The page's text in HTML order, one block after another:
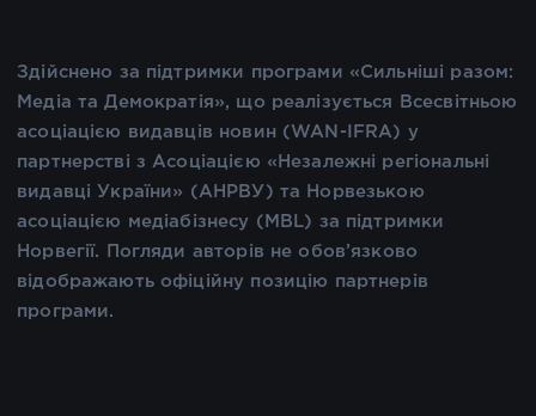
Здійснено за підтримки програми «Сильніші разом:
Медіа та Демократія», що реалізується Всесвітньою
асоціацією видавців новин (WAN-IFRA) у
партнерстві з Асоціацією «Незалежні регіональні
видавці України» (АНРВУ) та Норвезькою
асоціацією медіабізнесу (MBL) за підтримки
Норвегії. Погляди авторів не обов’язково
відображають офіційну позицію партнерів
програми.